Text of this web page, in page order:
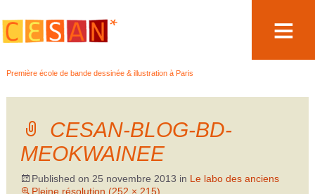
Première école de bande dessinée & illustration à Paris
au
CESAN-BLOG-BD-
MEOKWAINEE
Published on 25 novembre 2013 in Le labo des anciens
Pleine résolution (252 × 215)